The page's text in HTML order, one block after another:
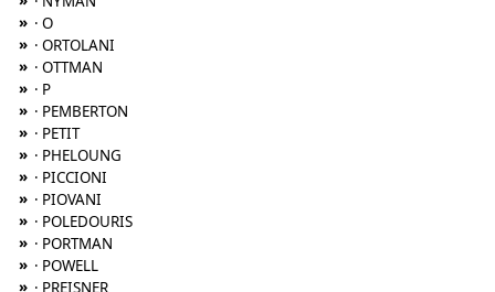
» · O
» · ORTOLANI
» · OTTMAN
» · P
» · PEMBERTON
» · PETIT
» · PHELOUNG
» · PICCIONI
» · PIOVANI
» · POLEDOURIS
» · PORTMAN
» · POWELL
» · PREISNER